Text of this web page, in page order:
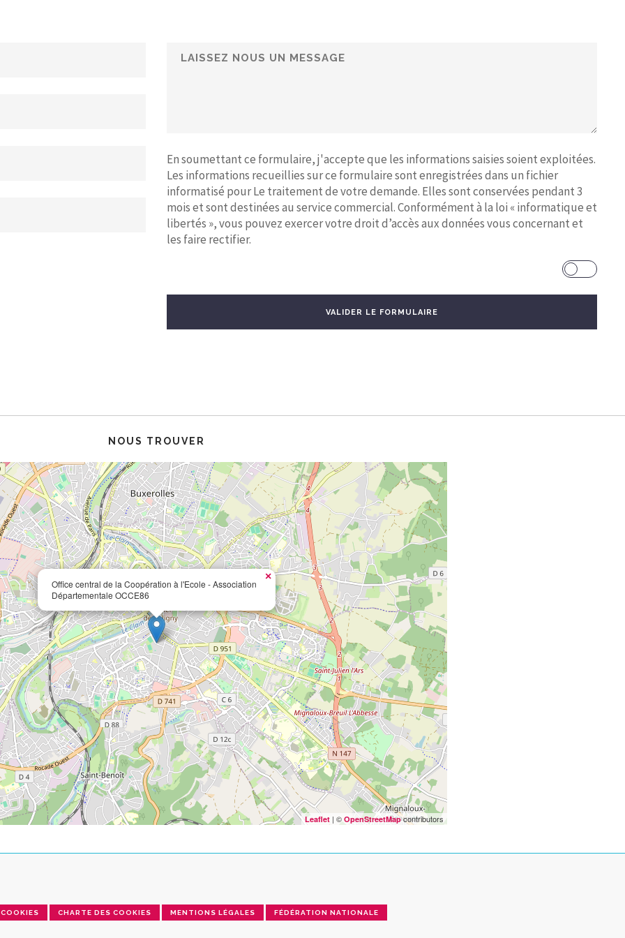
En soumettant ce formulaire, j'accepte que les informations saisies soient exploitées.
Les informations recueillies sur ce formulaire sont enregistrées dans un fichier
informatisé pour Le traitement de votre demande. Elles sont conservées pendant 3
mois et sont destinées au service commercial. Conformément à la loi « informatique et
libertés », vous pouvez exercer votre droit d’accès aux données vous concernant et
les faire rectifier.
VALIDER LE FORMULAIRE
NOUS TROUVER
Office central de la Coopération à l'Ecole - Association
Départementale OCCE86
×
Leaflet | © OpenStreetMapcontributors
COOKIES CHARTE DES COOKIES MENTIONS LÉGALES FÉDÉRATION NATIONALE